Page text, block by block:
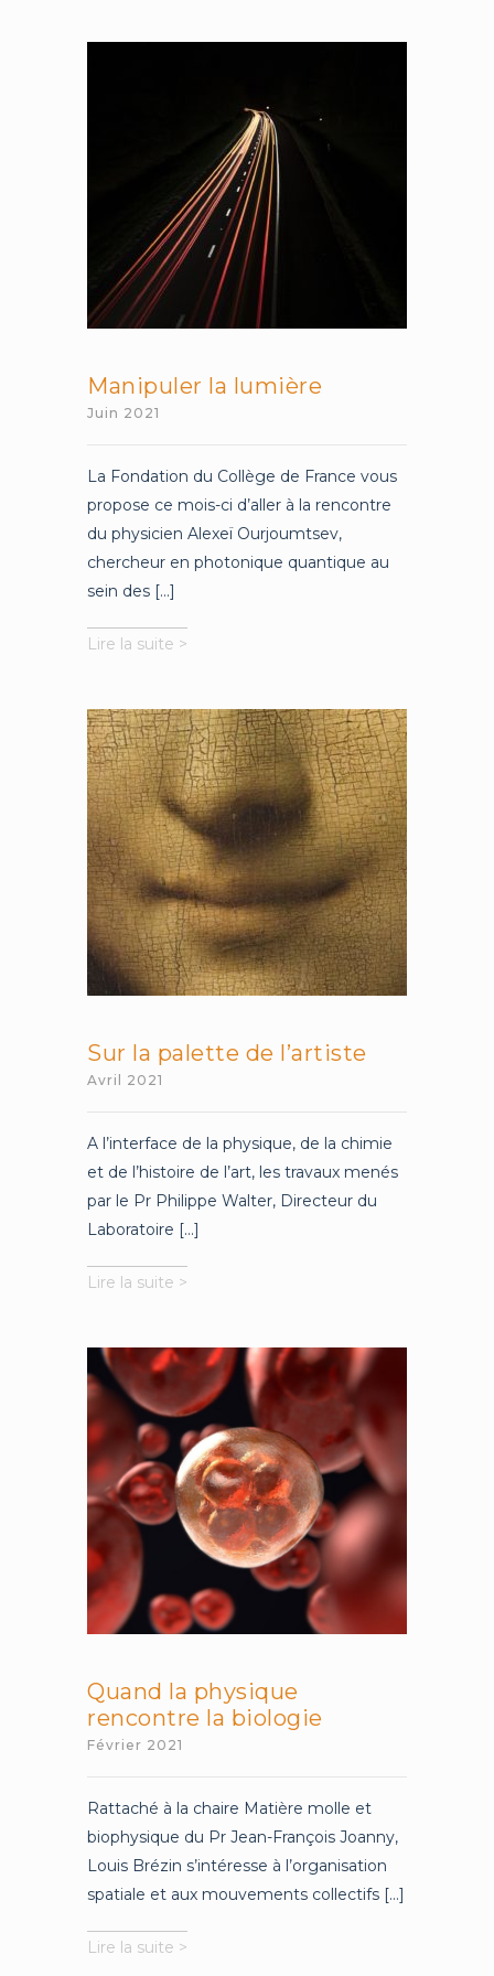
pandémies
Manipuler la lumière
Juin 2021
La Fondation du Collège de France vous
propose ce mois-ci d’aller à la rencontre
du physicien Alexeï Ourjoumtsev,
chercheur en photonique quantique au
sein des [...]
Lire la suite >
Sur la palette de l’artiste
Avril 2021
A l’interface de la physique, de la chimie
et de l’histoire de l’art, les travaux menés
par le Pr Philippe Walter, Directeur du
Laboratoire [...]
Lire la suite >
de
l’artiste
Quand la physique
rencontre la biologie
Février 2021
Rattaché à la chaire Matière molle et
biophysique du Pr Jean-François Joanny,
Louis Brézin s’intéresse à l’organisation
spatiale et aux mouvements collectifs [...]
Lire la suite >